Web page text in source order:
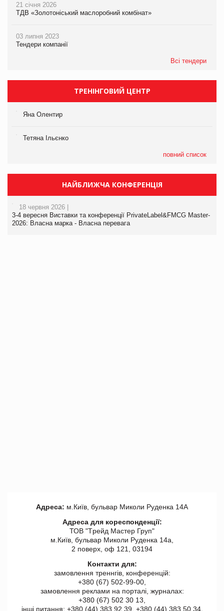
21 січня 2026
ТДВ «Золотоніський маслоробний комбінат»
03 липня 2023
Тендери компанії
Всі тендери
ТРЕНІНГОВИЙ ЦЕНТР
Яна Олентир
Тетяна Ільєнко
повний список
НАЙБЛИЖЧА КОНФЕРЕНЦІЯ
18 червня 2026 |
3-4 вересня Виставки та конференції PrivateLabel&FMCG Master-
2026: Власна марка - Власна перевага
Адреса: м.Київ, бульвар Миколи Руденка 14А
Адреса для кореспонденції:
ТОВ "Tрейд Мастер Груп"
м.Київ, бульвар Миколи Руденка 14а,
2 поверх, оф 121, 03194
Контакти для:
замовлення треннгів, конференцій:
+380 (67) 502-99-00,
замовлення реклами на порталі, журналах:
+380 (67) 502 30 13,
інші питання: +380 (44) 383 92 39, +380 (44) 383 50 34.